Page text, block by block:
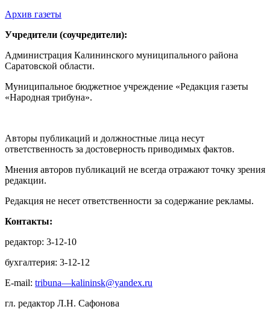
Архив газеты
Учредители (соучредители):
Администрация Калининского муниципального района
Саратовской области.
Муниципальное бюджетное учреждение «Редакция газеты
«Народная трибуна».
Авторы публикаций и должностные лица несут
ответственность за достоверность приводимых фактов.
Мнения авторов публикаций не всегда отражают точку зрения
редакции.
Редакция не несет ответственности за содержание рекламы.
Контакты:
редактор: 3-12-10
бухгалтерия: 3-12-12
E-mail: tribuna—kalininsk@yandex.ru
гл. редактор Л.Н. Сафонова